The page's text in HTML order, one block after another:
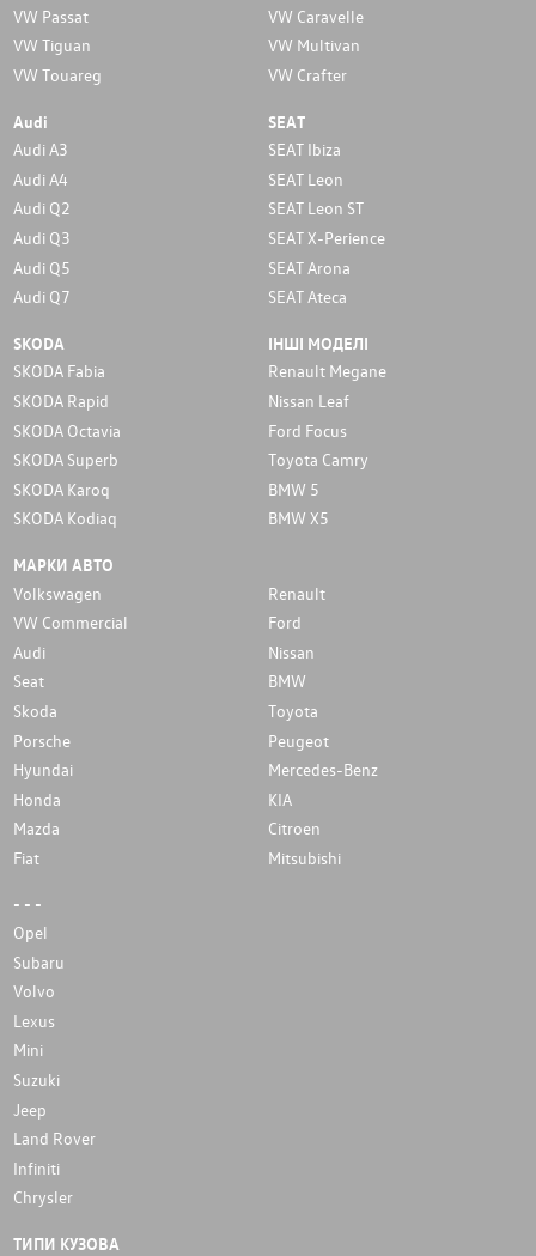
VW Passat
VW Tiguan
VW Touareg
VW Caravelle
VW Multivan
VW Crafter
Audi
Audi A3
Audi A4
Audi Q2
Audi Q3
Audi Q5
Audi Q7
SEAT
SEAT Ibiza
SEAT Leon
SEAT Leon ST
SEAT X-Perience
SEAT Arona
SEAT Ateca
SKODA
SKODA Fabia
SKODA Rapid
SKODA Octavia
SKODA Superb
SKODA Karoq
SKODA Kodiaq
ІНШІ МОДЕЛІ
Renault Megane
Nissan Leaf
Ford Focus
Toyota Camry
BMW 5
BMW X5
МАРКИ АВТО
Volkswagen
Renault
VW Commercial
Ford
Audi
Nissan
Seat
BMW
Skoda
Toyota
Porsche
Peugeot
Hyundai
Mercedes-Benz
Honda
KIA
Mazda
Citroen
Fiat
Mitsubishi
- - -
Opel
Subaru
Volvo
Lexus
Mini
Suzuki
Jeep
Land Rover
Infiniti
Chrysler
ТИПИ КУЗОВА